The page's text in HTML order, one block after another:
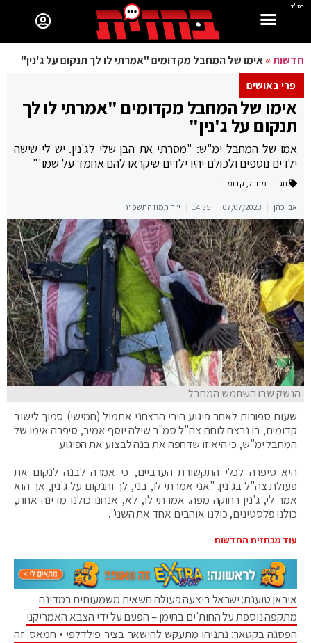
בס"ד
חדשות»אימו של המחבל מקדומים "אמרתי לו לך תנקום על ג'נין"
פרי באושים
אימו של המחבל מקדומים "אמרתי לו לך
תנקום על ג'נין"
אמו של המחבל ימ"ש: "מסרתי את הבן שלי לג'נין. יש לי שישה
ילדים נוספים ולכולם יהיו ילדים שיקראו להם אחמד על שמו'"
תגיות: מחבל, קדומים
אבי כהן 07/07/2023
14:35 י"ח תמוז התשפ"ג
הנשק שבו השתמש המחבל
שעות ספורות לאחר פיגוע הירי הרצחני אתמול (חמישי) סמוך לישוב
קדומים, בו נרצח לוחם צה"ל סמ"ר שילה יוסף אמיר, סיפרה אימו של
המחבל ימ"ש, כי היא זו שדחפה את בנה לבצוע את הפיגוע.
היא סיפרה לכלי התקשורת הערביים, כי אמרה לבנה לנקום את
פעולת צה"ל בג'נין. "אני אמרתי לו, בני, לך ותנקום על ג'נין, אך הוא
אמר לי, ג'נין רחוקה מפה. אמרתי לו, לא, אנחנו כולנו מדינה אחת,
כולנו פלסטינים, כולנו אוהבים אחד את השני".
עוד מבחזית החדשות
איראן טוענת: ישראל ביצעה פעולה חשאית משמעותית במדינה
מתקפה נוספת על החות'ים בתימן – הפעם על ידי הצבא האמריקני
הפסגה בקטאר: נתניהו מתעקש להישאר בציר פילדלפי • חמאס: זה